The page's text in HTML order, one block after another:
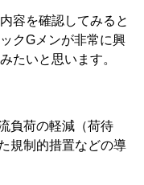
容を確認してみると
クGメンが非常に興
たいと思います。
負荷の軽減（荷待
規制的措置などの導